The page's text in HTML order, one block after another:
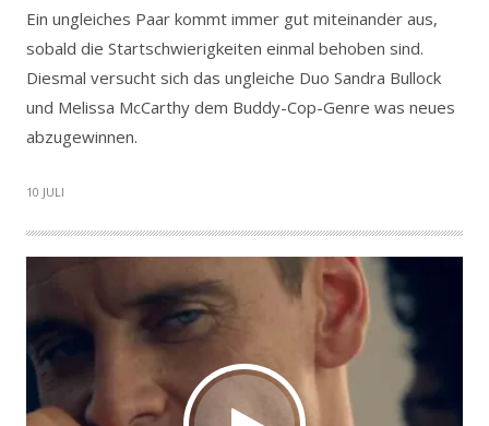
Ein ungleiches Paar kommt immer gut miteinander aus,
sobald die Startschwierigkeiten einmal behoben sind.
Diesmal versucht sich das ungleiche Duo Sandra Bullock
und Melissa McCarthy dem Buddy-Cop-Genre was neues
abzugewinnen.
10 JULI